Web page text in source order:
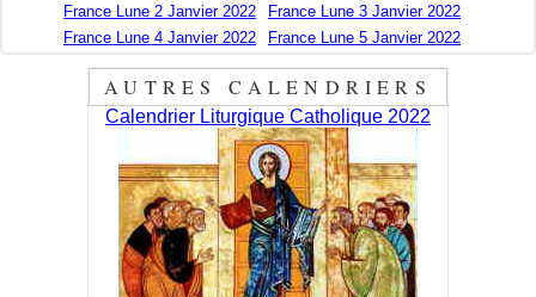
France Lune 2 Janvier 2022
France Lune 3 Janvier 2022
France Lune 4 Janvier 2022
France Lune 5 Janvier 2022
AUTRES CALENDRIERS
Calendrier Liturgique Catholique 2022